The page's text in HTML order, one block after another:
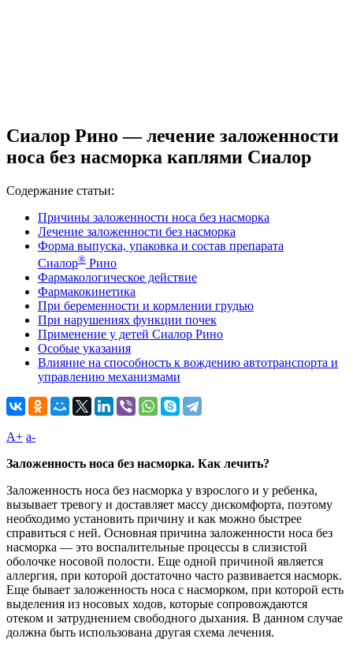
Сиалор Рино — лечение заложенности
носа без насморка каплями Сиалор
Содержание статьи:
Причины заложенности носа без насморка
Лечение заложенности без насморка
Форма выпуска, упаковка и состав препарата
Сиалор® Рино
Фармакологическое действие
Фармакокинетика
При беременности и кормлении грудью
При нарушениях функции почек
Применение у детей Сиалор Рино
Особые указания
Влияние на способность к вождению автотранспорта и
управлению механизмами
A+ а-
Заложенность носа без насморка. Как лечить?
Заложенность носа без насморка у взрослого и у ребенка,
вызывает тревогу и доставляет массу дискомфорта, поэтому
необходимо установить причину и как можно быстрее
справиться с ней. Основная причина заложенности носа без
насморка — это воспалительные процессы в слизистой
оболочке носовой полости. Еще одной причиной является
аллергия, при которой достаточно часто развивается насморк.
Еще бывает заложенность носа с насморком, при которой есть
выделения из носовых ходов, которые сопровождаются
отеком и затруднением свободного дыхания. В данном случае
должна быть использована другая схема лечения.